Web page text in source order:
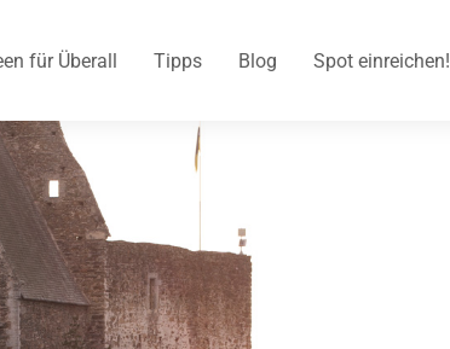
für Überall Tipps Blog Spot einreichen!